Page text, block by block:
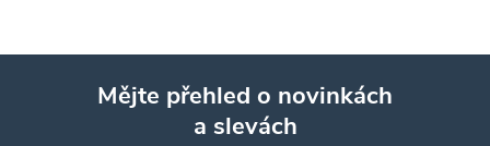
Mějte přehled o novinkách
a slevách